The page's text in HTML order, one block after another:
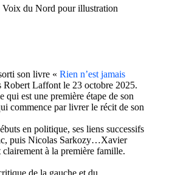
Voix du Nord pour illustration
son livre « Rien n’est jamais
Laffont le 23 octobre 2025.
qui est une première étape de son
commence par livrer le récit de son
en politique, ses liens successifs
puis Nicolas Sarkozy…Xavier
à la première famille.